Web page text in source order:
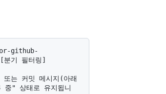
기 필터링]
는 커밋 메시지(아래
중" 상태로 유지됩니